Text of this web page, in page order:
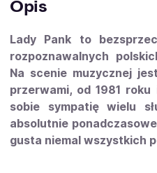
Opis
Lady Pank to
rozpoznawalnych
Na scenie muzycznej
przerwami, od 1981
sobie sympatię wielu
absolutnie
gusta niemal wszystkich